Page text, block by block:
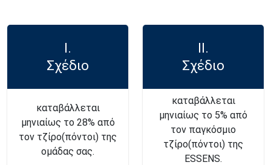
I.
Σχέδιο
καταβάλλεται
μηνιαίως το 28% από
τον τζίρο(πόντοι) της
ομάδας σας.
II.
Σχέδιο
καταβάλλεται
μηνιαίως το 5% από
τον παγκόσμιο
τζίρο(πόντοι) της
ESSENS.